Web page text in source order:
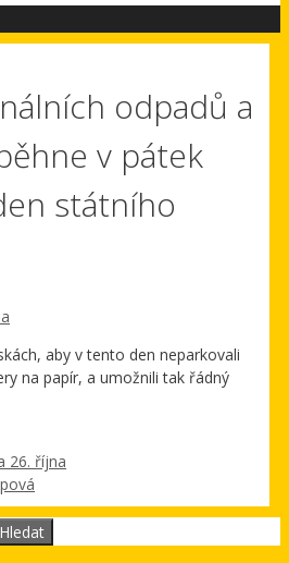
odpadů a
v pátek
státního
aby v tento den neparkovali
na papír, a umožnili tak řádný
26. října